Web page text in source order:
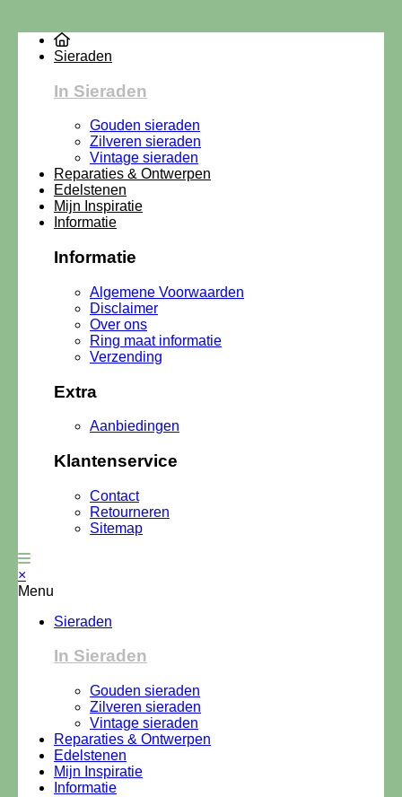
Sieraden
In Sieraden
Gouden sieraden
Zilveren sieraden
Vintage sieraden
Reparaties & Ontwerpen
Edelstenen
Mijn Inspiratie
Informatie
Informatie
Algemene Voorwaarden
Disclaimer
Over ons
Ring maat informatie
Verzending
Extra
Aanbiedingen
Klantenservice
Contact
Retourneren
Sitemap
×
Menu
Sieraden
In Sieraden
Gouden sieraden
Zilveren sieraden
Vintage sieraden
Reparaties & Ontwerpen
Edelstenen
Mijn Inspiratie
Informatie